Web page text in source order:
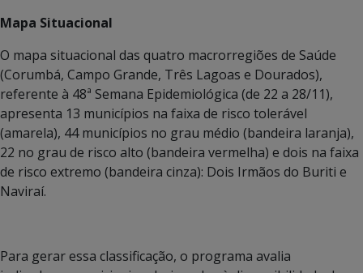
Mapa Situacional
O mapa situacional das quatro macrorregiões de Saúde
(Corumbá, Campo Grande, Três Lagoas e Dourados),
referente à 48ª Semana Epidemiológica (de 22 a 28/11),
apresenta 13 municípios na faixa de risco tolerável
(amarela), 44 municípios no grau médio (bandeira laranja),
22 no grau de risco alto (bandeira vermelha) e dois na faixa
de risco extremo (bandeira cinza): Dois Irmãos do Buriti e
Naviraí.
Para gerar essa classificação, o programa avalia